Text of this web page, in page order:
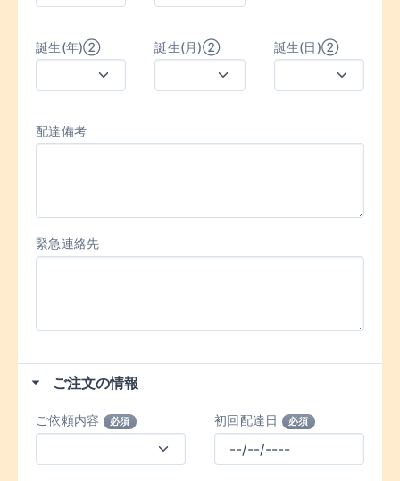
誕生(年)② 誕生(月)② 誕生(日)②
配達備考
緊急連絡先
ご注文の情報
ご依頼内容 必須 初回配達日 必須